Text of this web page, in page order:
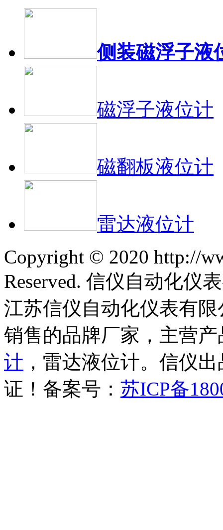
侧装磁浮子液
磁浮子液位计
磁翻板液位计
雷达液位计
Copyright © 2020 http://
Reserved. 信仪自动化仪
江苏信仪自动化仪表有
销售的品牌厂家，主营产
计 ，雷达液位计。信仪
证！备案号： 苏ICP备